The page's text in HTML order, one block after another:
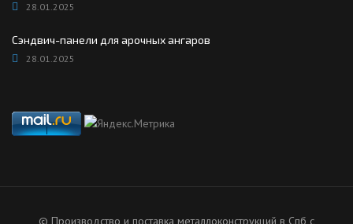
28.01.2025
Сэндвич-панели для арочных ангаров
28.01.2025
© Производство и поставка металлоконструкций в Спб с